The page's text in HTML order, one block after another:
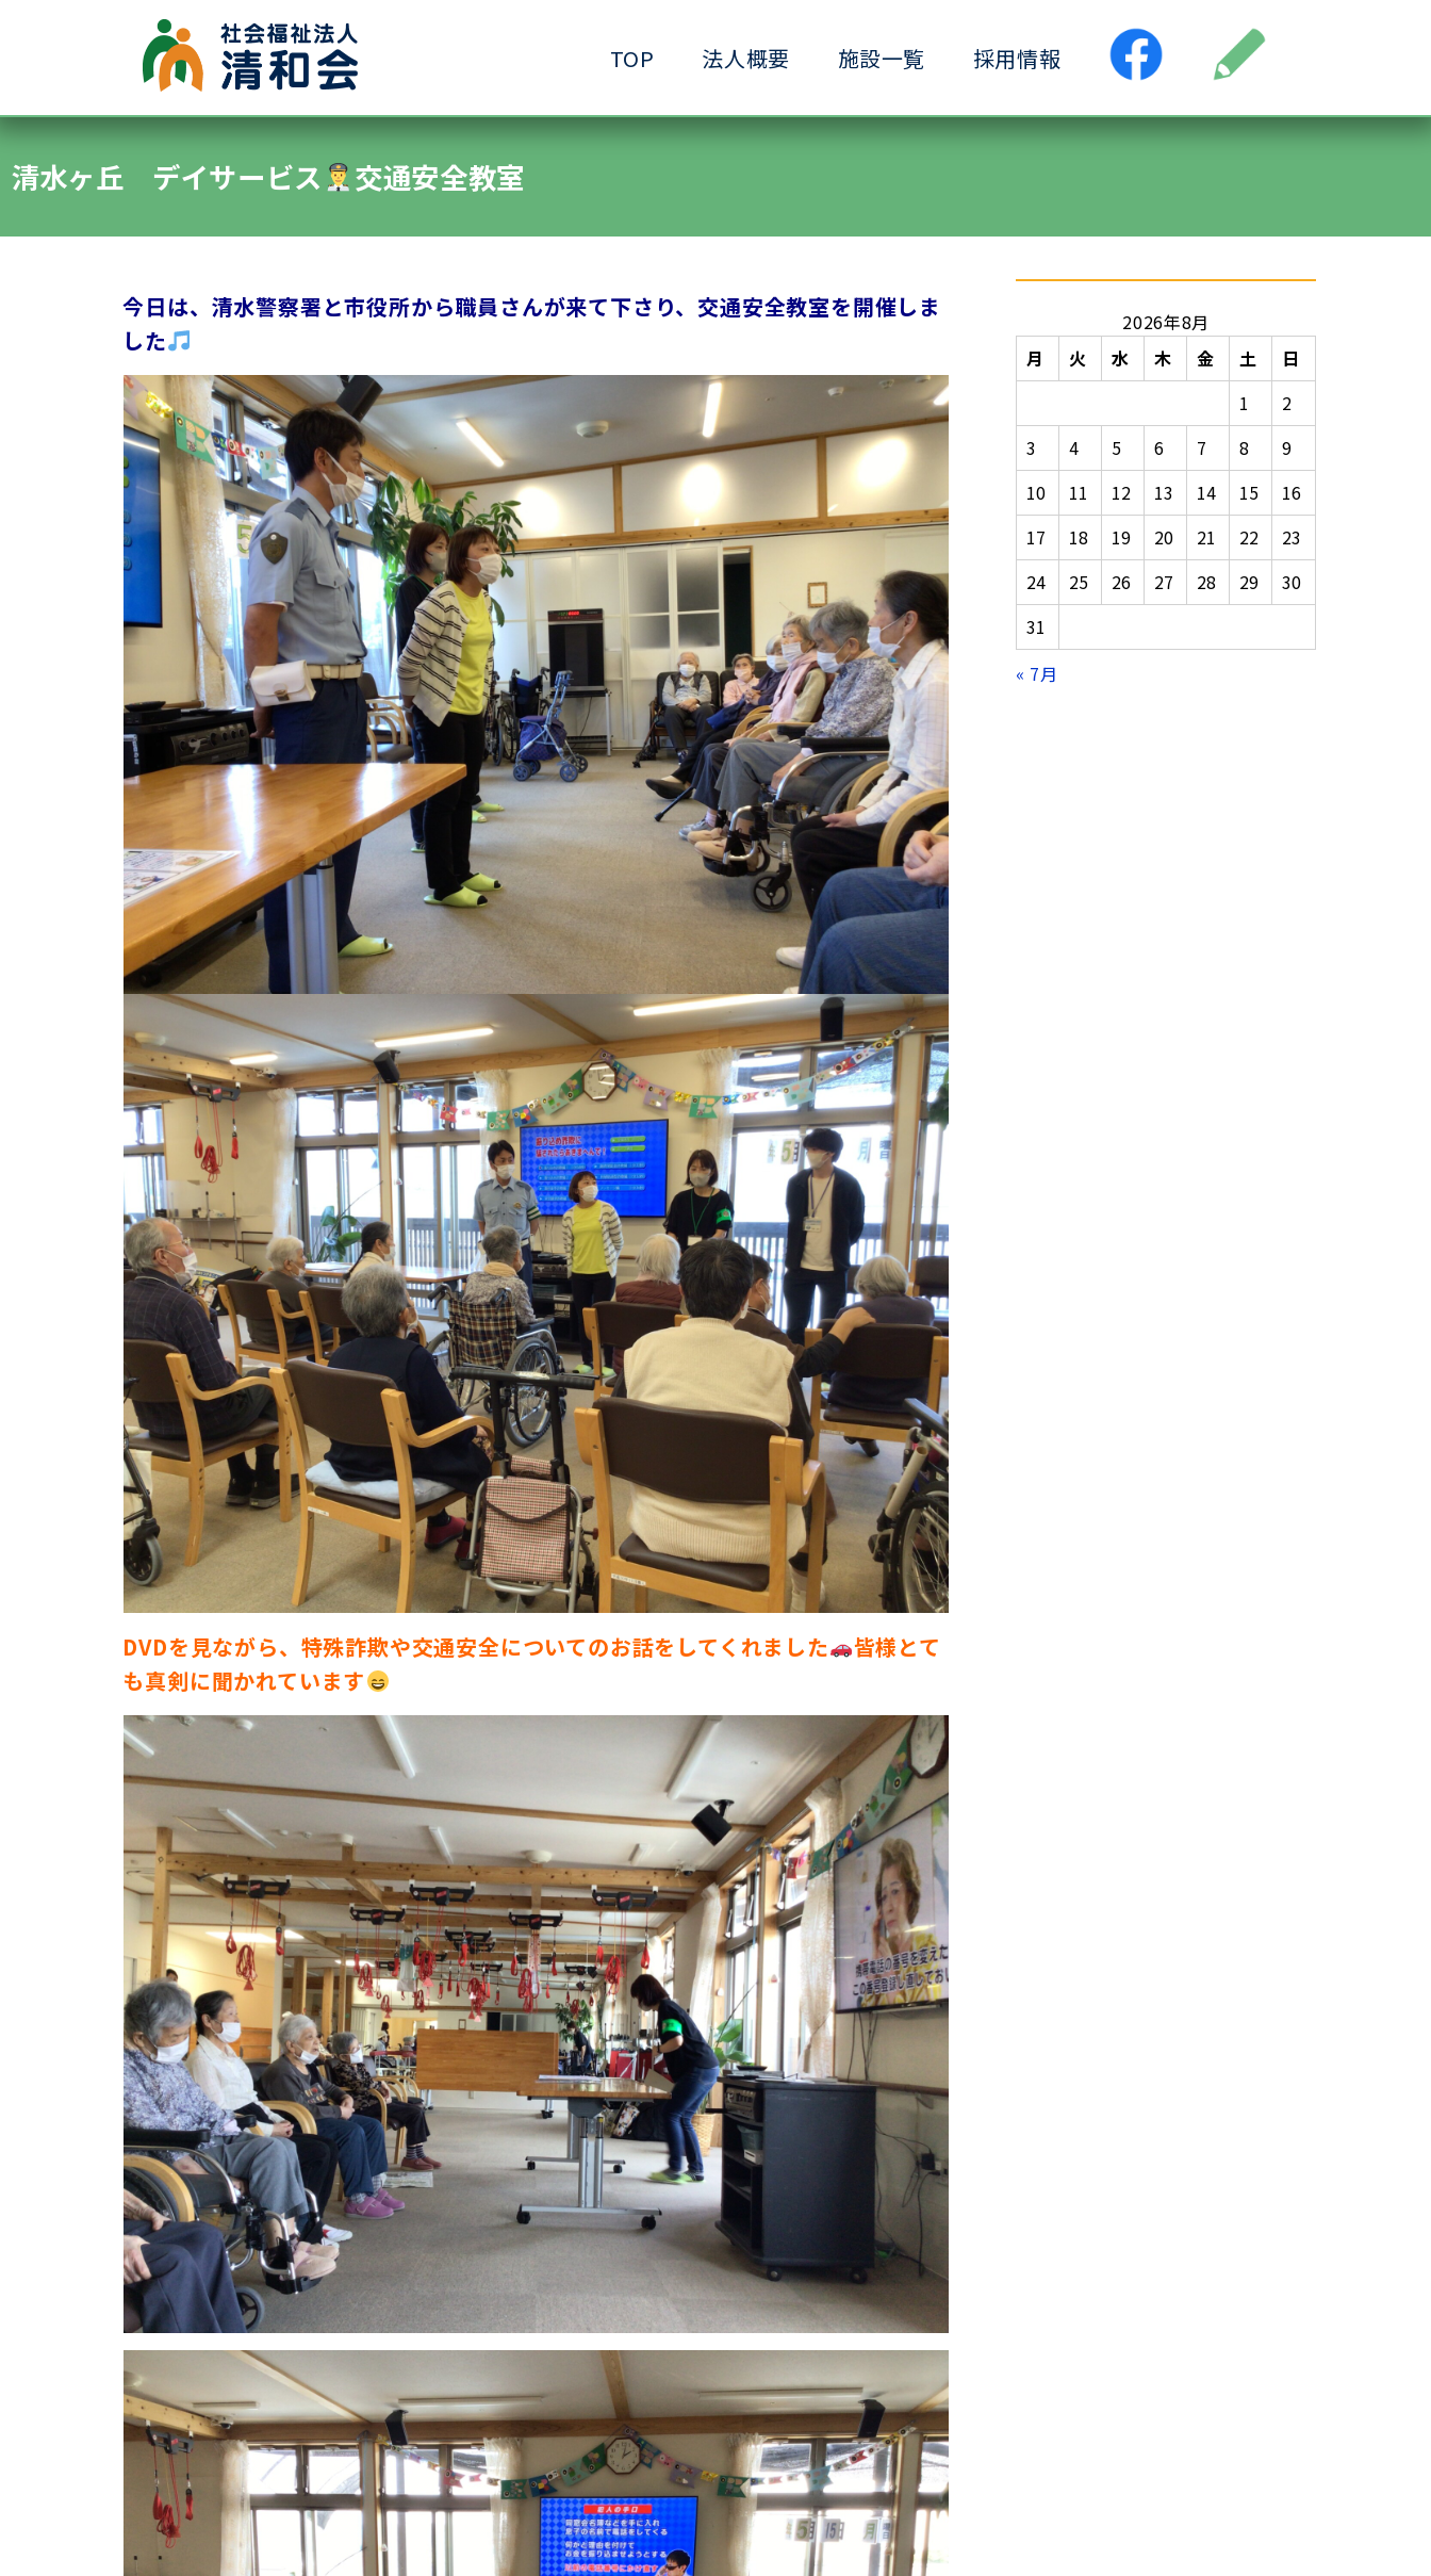
TOP 法人概要 施設一覧
●グループホーム ●小規模ケアハウス ●共生サービスホーム
●居宅介護支援事業所
●施設内保育所
●特別養護老人ホーム清水ヶ丘 ●ショートステイ清水ヶ丘 ●生活支援ホーム清水ヶ丘
●認知症デイサービス清水ヶ丘
採用情報
清水ヶ丘 デイサービス 交通安全教室
今日は、清水警察署と市役所から職員さんが来て下さり、交通安全教室を開催しま
した
DVDを見ながら、特殊詐欺や交通安全についてのお話をしてくれました
皆様とて
も真剣に聞かれています
2026年8月
月
火 水 木 金 土
日
1
2
3
4 5 6 7 8
9
10
11 12 13 14 15
16
17
18 19 20 21 22
23
24
25 26 27 28 29
30
31
« 7月